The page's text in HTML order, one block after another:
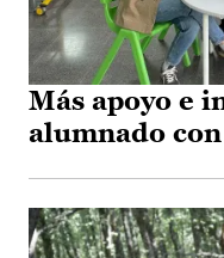
Más apoyo e
alumnado